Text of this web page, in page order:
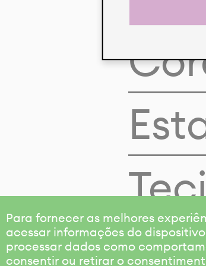
Para fornecer as melhores
acessar informações do
processar dados como
consentir ou retirar o